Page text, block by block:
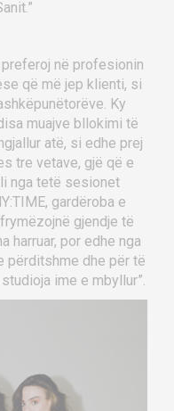
preferoj në profesionin
që më jep klienti, si
Ky
muajve bllokimi të
atë, si edhe prej
tre vetave, gjë që e
nga tetë sesionet
gardëroba e
gjendje të
harruar, por edhe nga
përditshme dhe për të
ime e mbyllur”.